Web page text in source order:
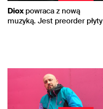
Diox powraca z nową
muzyką. Jest preorder płyty